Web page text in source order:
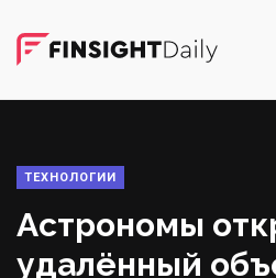
ТЕХНОЛОГИИ
Астрономы
удалённый